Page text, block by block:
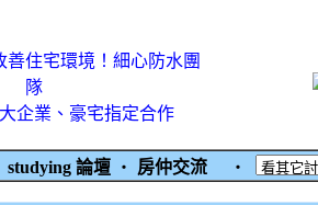
善住宅環境！細心防水團
隊
企業、豪宅指定合作
studying 論壇 ‧ 房仲交流 ‧